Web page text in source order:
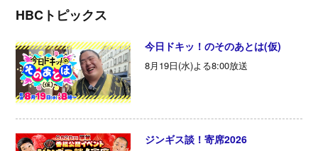
HBCトピックス
今日ドキッ！のそのあとは(仮)
8月19日(水)よる8:00放送
ジンギス談！寄席2026